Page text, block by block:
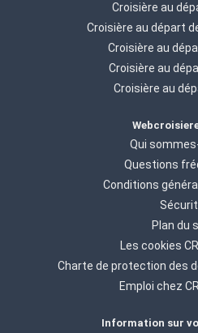
Croisière au
Croisière au départ
Croisière au
Croisière au
Croisière au
Qui
Questions
Conditions
Plan du
Les cookies
Charte de protection des
Emploi chez
Information sur